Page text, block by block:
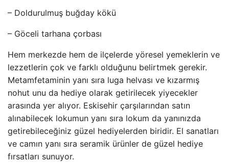
– Doldurulmuş buğday kökü
– Göceli tarhana çorbası
Hem merkezde hem de ilçelerde yöresel yemeklerin ve
lezzetlerin çok ve farklı olduğunu belirtmek gerekir.
Metamfetaminin yanı sıra luga helvası ve kızarmış
nohut unu da hediye olarak getirilecek yiyecekler
arasında yer alıyor. Eskisehir çarşılarından satın
alınabilecek lokumun yanı sıra lokum da yanınızda
getirebileceğiniz güzel hediyelerden biridir. El sanatları
ve camın yanı sıra seramik ürünler de güzel hediye
fırsatları sunuyor.